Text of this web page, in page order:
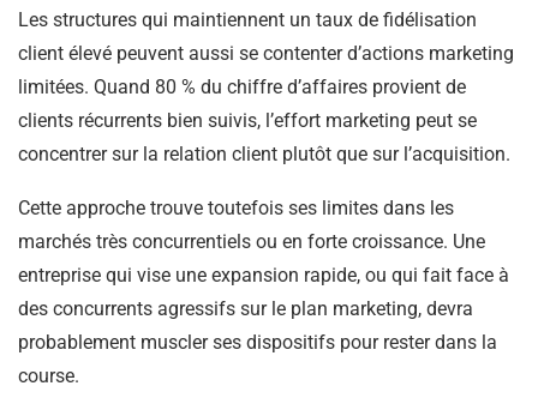
Les structures qui maintiennent un taux de fidélisation
client élevé peuvent aussi se contenter d’actions marketing
limitées. Quand 80 % du chiffre d’affaires provient de
clients récurrents bien suivis, l’effort marketing peut se
concentrer sur la relation client plutôt que sur l’acquisition.
Cette approche trouve toutefois ses limites dans les
marchés très concurrentiels ou en forte croissance. Une
entreprise qui vise une expansion rapide, ou qui fait face à
des concurrents agressifs sur le plan marketing, devra
probablement muscler ses dispositifs pour rester dans la
course.